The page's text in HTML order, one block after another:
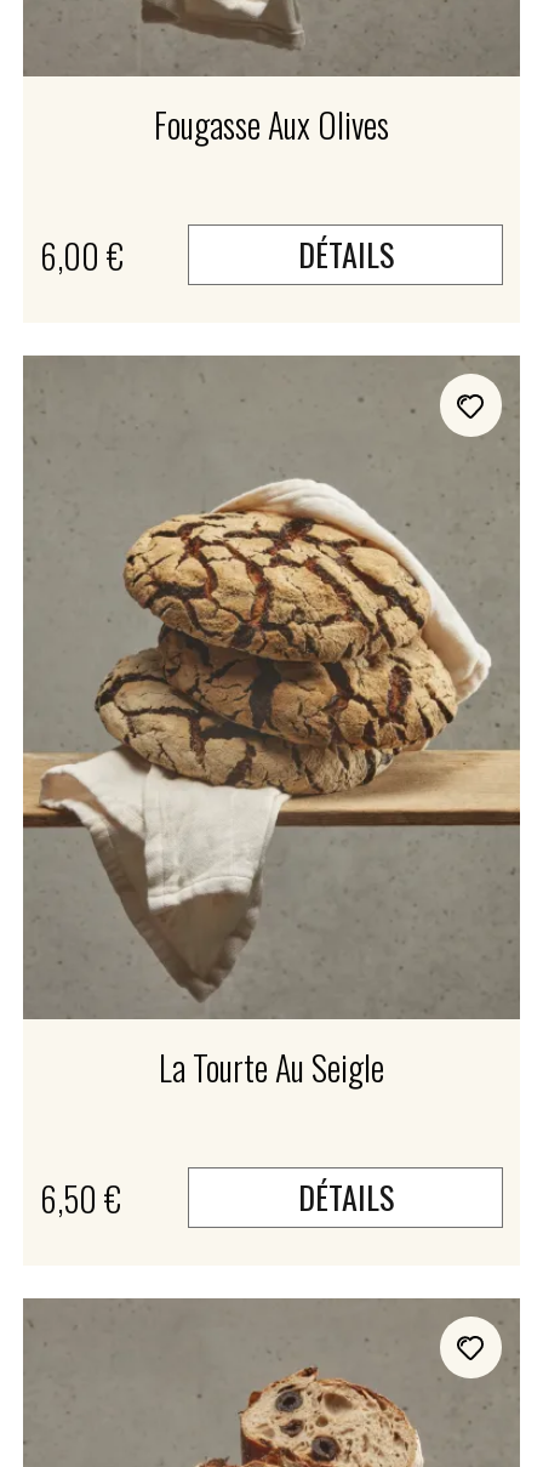
Fougasse Aux Olives
6,00 € DÉTAILS
La Tourte Au Seigle
6,50 € DÉTAILS